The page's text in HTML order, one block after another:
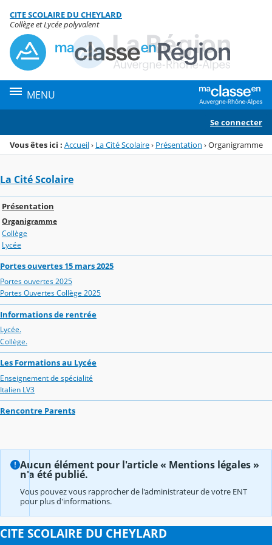
Menu de la rubrique
Contenu
CITE SCOLAIRE DU CHEYLARD
Collège et Lycée polyvalent
MENU
Se connecter
Vous êtes ici : Accueil› La Cité Scolaire› Présentation ›Organigramme
La Cité Scolaire
Présentation
Organigramme
Collège
Lycée
Portes ouvertes 15 mars 2025
Portes ouvertes 2025
Portes Ouvertes Collège 2025
Informations de rentrée
Lycée.
Collège.
Les Formations au Lycée
Enseignement de spécialité
Italien LV3
Rencontre Parents
Aucun élément pour l'article « Mentions légales »
n'a été publié.
Vous pouvez vous rapprocher de l'administrateur de votre ENT
pour plus d'informations.
CITE SCOLAIRE DU CHEYLARD